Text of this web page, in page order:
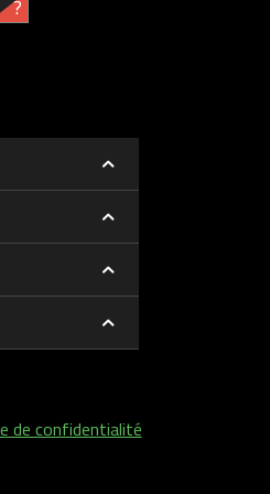
?
de confidentialité